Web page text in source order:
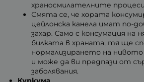
храносмилателните
Смята се, че хората
цейлонска канела имат по-
захар. Само с консумация на
билката в храната, тя ще
нормализирането на нивото
и може да ви предпази от
заболявания.